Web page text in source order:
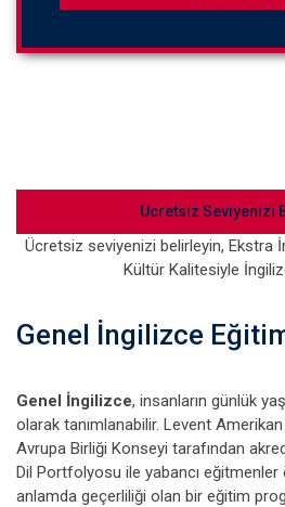
Ücretsiz Seviyenizi
Ücretsiz seviyenizi belirleyin, Ekstra
Kültür Kalitesiyle
Genel İngilizce
Genel İngilizce, insanların günlük
olarak tanımlanabilir. Levent
Avrupa Birliği Konseyi tarafından
Dil Portfolyosu ile yabancı eğitmenler
anlamda geçerliliği olan bir eğitim